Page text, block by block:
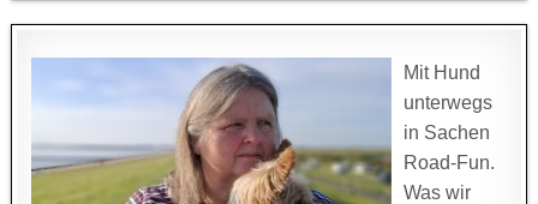
Mit Hund
unterwegs
in Sachen
Road-Fun.
Was wir